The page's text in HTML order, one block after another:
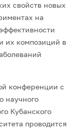
свойств новых
на
их композиций в
конференции с
научного
Кубанского
проводится